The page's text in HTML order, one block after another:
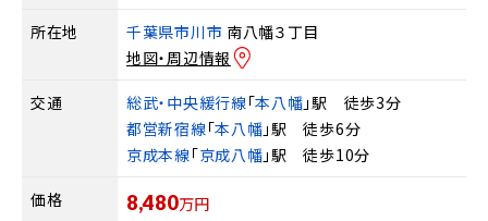
所在地 千葉県市川市 南八幡３丁目
地図・周辺情報
交通 総武・中央緩行線「本八幡 」駅 徒歩3分
都営新宿線「本八幡 」駅 徒歩6分
京成本線「京成八幡 」駅 徒歩10分
価格 8,480万円